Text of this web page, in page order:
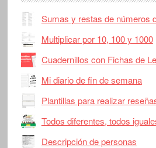
Sumas y restas de números
Multiplicar por 10, 100 y 1000
Cuadernillos con Fichas de
Mi diario de fin de semana
Plantillas para realizar
Todos diferentes, todos
Descripción de personas